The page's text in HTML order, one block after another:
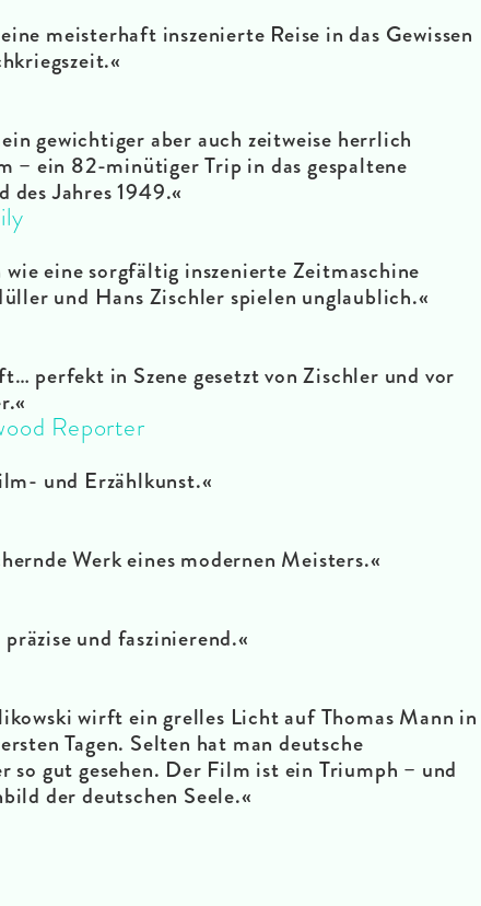
meisterhaft inszenierte Reise in das Gewissen
gewichtiger aber auch zeitweise herrlich
– ein 82-minütiger Trip in das gespaltene
des Jahres 1949.«
eine sorgfältig inszenierte Zeitmaschine
und Hans Zischler spielen unglaublich.«
perfekt in Szene gesetzt von Zischler und vor
Reporter
und Erzählkunst.«
Werk eines modernen Meisters.«
und faszinierend.«
wirft ein grelles Licht auf Thomas Mann in
Tagen. Selten hat man deutsche
so gut gesehen. Der Film ist ein Triumph – und
der deutschen Seele.«